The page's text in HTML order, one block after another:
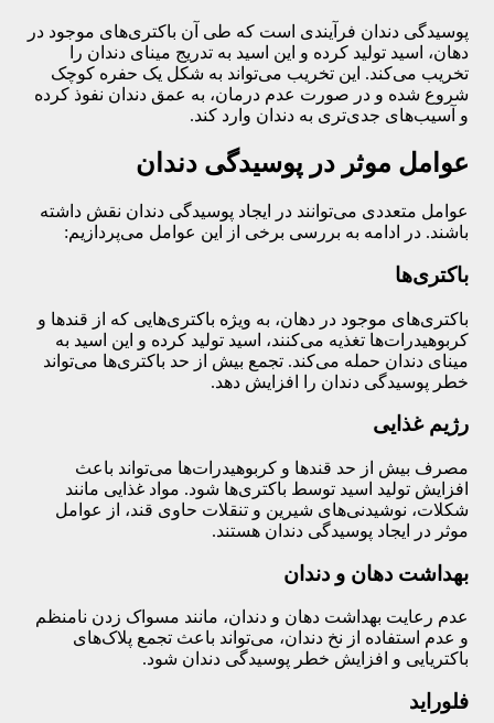
پوسیدگی دندان فرآیندی است که طی آن باکتری‌های موجود در
دهان، اسید تولید کرده و این اسید به تدریج مینای دندان را
تخریب می‌کند. این تخریب می‌تواند به شکل یک حفره کوچک
شروع شده و در صورت عدم درمان، به عمق دندان نفوذ کرده
و آسیب‌های جدی‌تری به دندان وارد کند.
عوامل موثر در پوسیدگی دندان
عوامل متعددی می‌توانند در ایجاد پوسیدگی دندان نقش داشته
باشند. در ادامه به بررسی برخی از این عوامل می‌پردازیم:
باکتری‌ها
باکتری‌های موجود در دهان، به ویژه باکتری‌هایی که از قندها و
کربوهیدرات‌ها تغذیه می‌کنند، اسید تولید کرده و این اسید به
مینای دندان حمله می‌کند. تجمع بیش از حد باکتری‌ها می‌تواند
خطر پوسیدگی دندان را افزایش دهد.
رژیم غذایی
مصرف بیش از حد قندها و کربوهیدرات‌ها می‌تواند باعث
افزایش تولید اسید توسط باکتری‌ها شود. مواد غذایی مانند
شکلات، نوشیدنی‌های شیرین و تنقلات حاوی قند، از عوامل
موثر در ایجاد پوسیدگی دندان هستند.
بهداشت دهان و دندان
عدم رعایت بهداشت دهان و دندان، مانند مسواک زدن نامنظم
و عدم استفاده از نخ دندان، می‌تواند باعث تجمع پلاک‌های
باکتریایی و افزایش خطر پوسیدگی دندان شود.
فلوراید